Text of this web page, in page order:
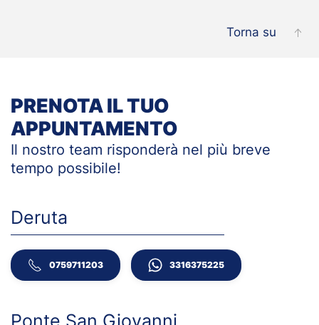
Torna su
PRENOTA IL TUO
APPUNTAMENTO
Il nostro team risponderà nel più breve
tempo possibile!
Deruta
0759711203 3316375225
Ponte San Giovanni